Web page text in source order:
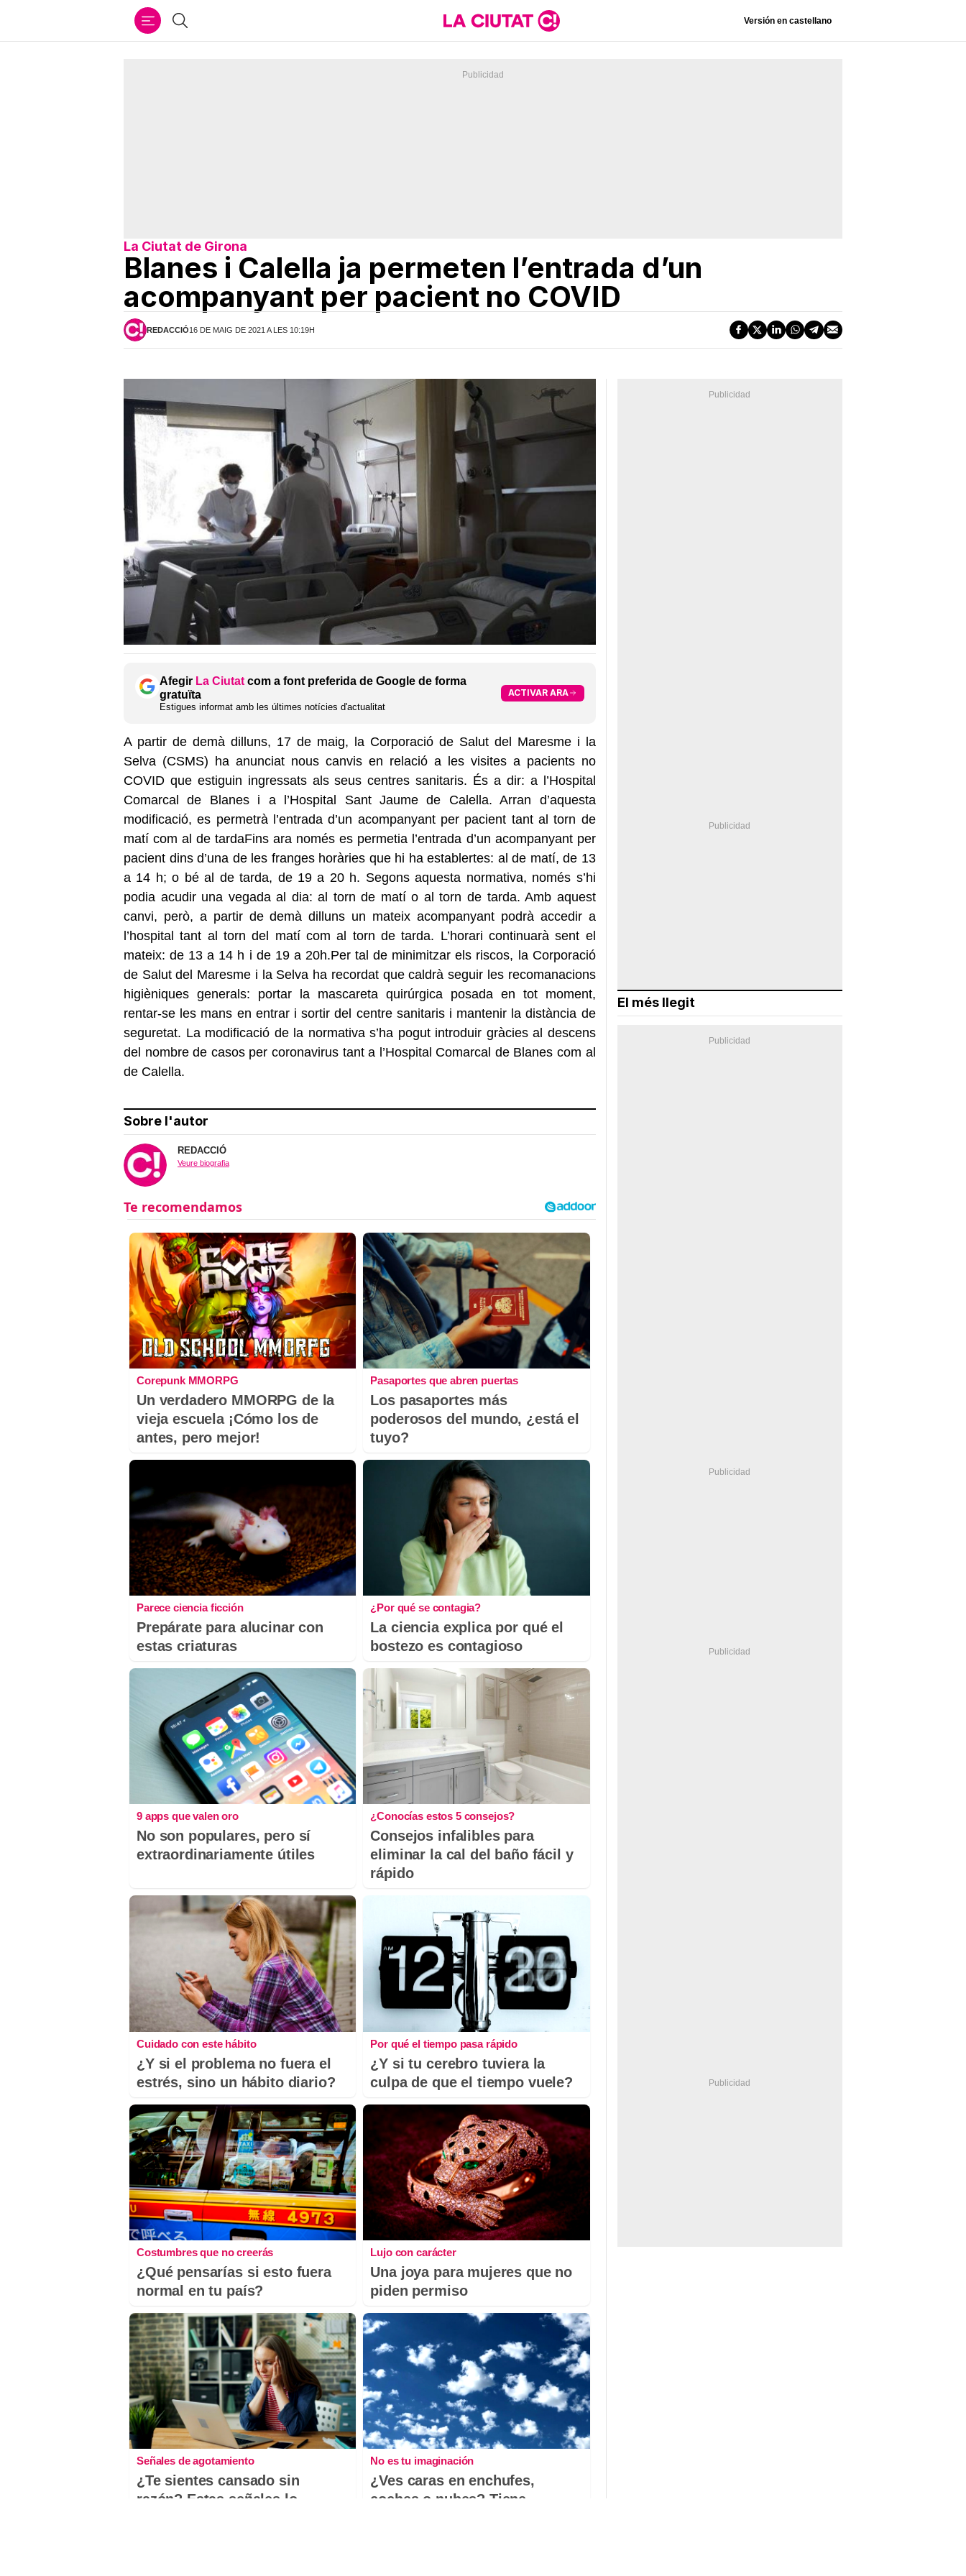
Cercar Versión en castellano
La Ciutat de Girona
Blanes i Calella ja permeten l’entrada d’un
acompanyant per pacient no COVID
REDACCIÓ16 DE MAIG DE 2021 A LES 10:19H
Afegir La Ciutat com a font preferida de Google de forma
gratuïta
Estigues informat amb les últimes notícies d'actualitat
ACTIVAR ARA
A partir de demà dilluns, 17 de maig, la Corporació de Salut del Maresme i la
Selva (CSMS) ha anunciat nous canvis en relació a les visites a pacients no
COVID que estiguin ingressats als seus centres sanitaris. És a dir: a l’Hospital
Comarcal de Blanes i a l’Hospital Sant Jaume de Calella. Arran d’aquesta
modificació, es permetrà l’entrada d’un acompanyant per pacient tant al torn de
matí com al de tardaFins ara només es permetia l’entrada d’un acompanyant per
pacient dins d’una de les franges horàries que hi ha establertes: al de matí, de 13
a 14 h; o bé al de tarda, de 19 a 20 h. Segons aquesta normativa, només s’hi
podia acudir una vegada al dia: al torn de matí o al torn de tarda. Amb aquest
canvi, però, a partir de demà dilluns un mateix acompanyant podrà accedir a
l’hospital tant al torn del matí com al torn de tarda. L’horari continuarà sent el
mateix: de 13 a 14 h i de 19 a 20h.Per tal de minimitzar els riscos, la Corporació
de Salut del Maresme i la Selva ha recordat que caldrà seguir les recomanacions
higièniques generals: portar la mascareta quirúrgica posada en tot moment,
rentar-se les mans en entrar i sortir del centre sanitaris i mantenir la distància de
seguretat. La modificació de la normativa s’ha pogut introduir gràcies al descens
del nombre de casos per coronavirus tant a l’Hospital Comarcal de Blanes com al
de Calella.
Sobre l'autor
REDACCIÓ
Veure biografia
Corepunk MMORPG
Un verdadero MMORPG de la
vieja escuela ¡Cómo los de
antes, pero mejor!
Pasaportes que abren puertas
Los pasaportes más
poderosos del mundo, ¿está el
tuyo?
Parece ciencia ficción
Prepárate para alucinar con
estas criaturas
¿Por qué se contagia?
La ciencia explica por qué el
bostezo es contagioso
9 apps que valen oro
No son populares, pero sí
extraordinariamente útiles
¿Conocías estos 5 consejos?
Consejos infalibles para
eliminar la cal del baño fácil y
rápido
Cuidado con este hábito
¿Y si el problema no fuera el
estrés, sino un hábito diario?
Por qué el tiempo pasa rápido
¿Y si tu cerebro tuviera la
culpa de que el tiempo vuele?
Costumbres que no creerás
¿Qué pensarías si esto fuera
normal en tu país?
Lujo con carácter
Una joya para mujeres que no
piden permiso
Señales de agotamiento
¿Te sientes cansado sin
razón? Estas señales lo
No es tu imaginación
¿Ves caras en enchufes,
coches o nubes? Tiene
El més llegit